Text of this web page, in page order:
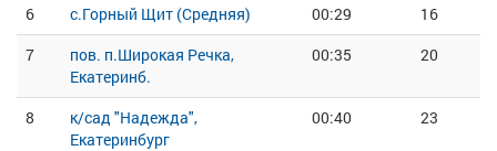
6
с.Горный Щит (Средняя) 00:29
16
7
пов. п.Широкая Речка,
Екатеринб.
00:35 20
8
к/сад "Надежда",
Екатеринбург
00:40 23